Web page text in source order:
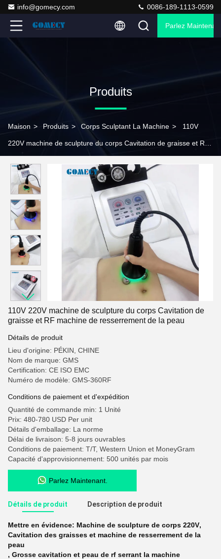
info@gomecy.com 0086-189-1113-0599
Parlez
Produits
Maison > Produits > Corps Sculptant La Machine > 110V
220V machine de sculpture du corps Cavitation de graisse et RF
110V 220V machine de sculpture du corps Cavitation de
graisse et RF machine de resserrement de la peau
Détails de produit
Lieu d'origine: PÉKIN, CHINE
Nom de marque: GMS
Certification: CE ISO EMC
Numéro de modèle: GMS-360RF
Conditions de paiement et d'expédition
Quantité de commande min: 1 Unité
Prix: 480-780 USD Per unit
Détails d'emballage: La norme
Délai de livraison: 5-8 jours ouvrables
Conditions de paiement: T/T, Western Union et MoneyGram
Capacité d'approvisionnement: 500 unités par mois
Parlez Maintenant.
Détails de produit Description de produit
Mettre en évidence: Machine de sculpture de corps 220V,
Cavitation des graisses et machine de resserrement de la
peau
, Grosse cavitation et peau de rf serrant la machine